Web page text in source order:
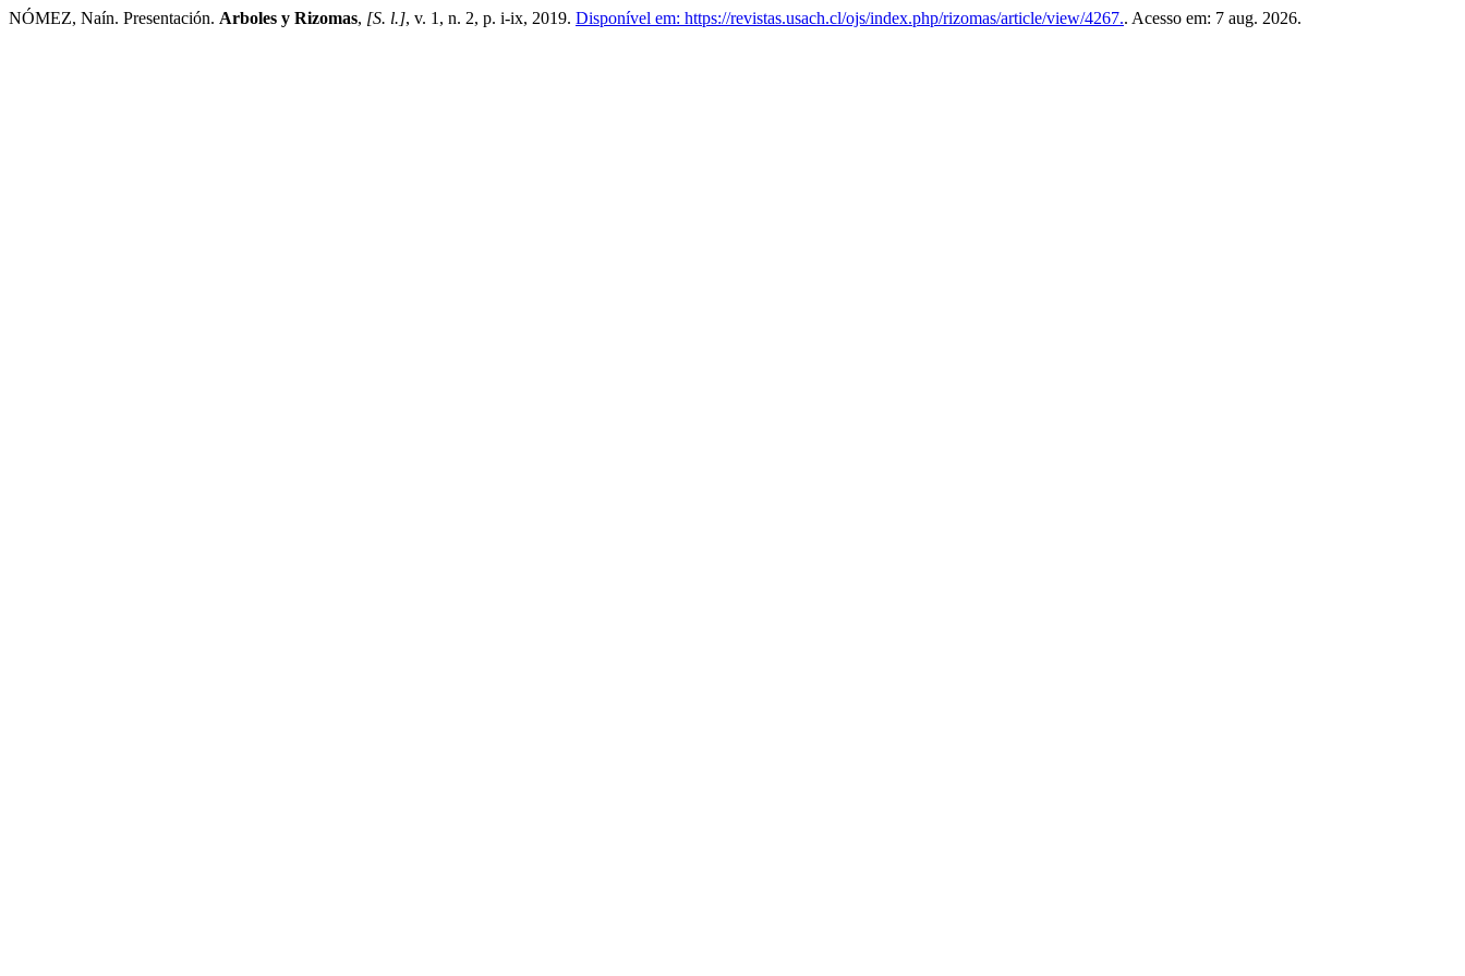
NÓMEZ, Naín. Presentación. Arboles y Rizomas, [S. l.], v. 1, n. 2, p. i-ix, 2019. Disponível em: https://revistas.usach.cl/ojs/index.php/rizomas/article/view/4267.. Acesso em: 7 aug. 2026.